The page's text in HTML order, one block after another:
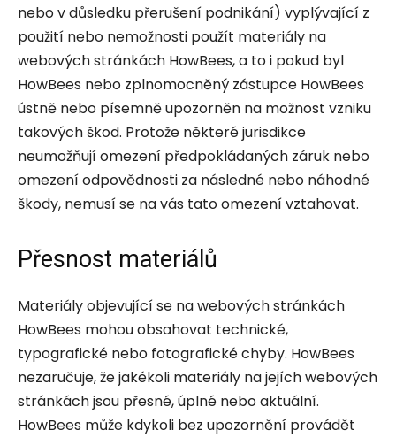
nebo v důsledku přerušení podnikání) vyplývající z
použití nebo nemožnosti použít materiály na
webových stránkách HowBees, a to i pokud byl
HowBees nebo zplnomocněný zástupce HowBees
ústně nebo písemně upozorněn na možnost vzniku
takových škod. Protože některé jurisdikce
neumožňují omezení předpokládaných záruk nebo
omezení odpovědnosti za následné nebo náhodné
škody, nemusí se na vás tato omezení vztahovat.
Přesnost materiálů
Materiály objevující se na webových stránkách
HowBees mohou obsahovat technické,
typografické nebo fotografické chyby. HowBees
nezaručuje, že jakékoli materiály na jejích webových
stránkách jsou přesné, úplné nebo aktuální.
HowBees může kdykoli bez upozornění provádět